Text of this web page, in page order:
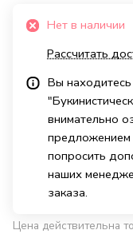
Нет в наличии
Рассчитать
Вы
внимательно
предложением
попросить
наших
заказа.
Цена действительна